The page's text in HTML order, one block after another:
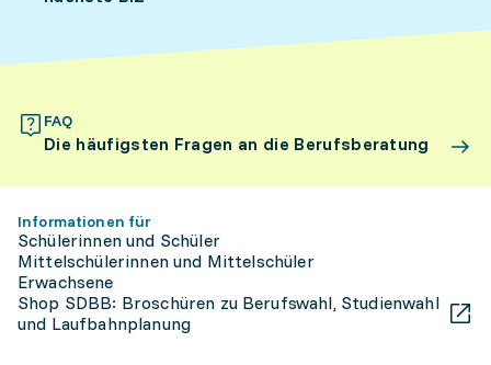
FAQ
Die häufigsten Fragen an die Berufsberatung
Informationen für
Schülerinnen und Schüler
Mittelschülerinnen und Mittelschüler
Erwachsene
Shop SDBB: Broschüren zu Berufswahl, Studienwahl
und Laufbahnplanung